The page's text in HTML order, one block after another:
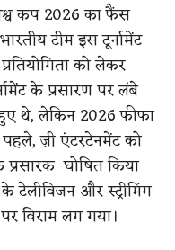
कप 2026 का फैंस
टीम इस टूर्नामेंट
को लेकर
के प्रसारण पर लंबे
थे, लेकिन 2026 फीफा
ज़ी एंटरटेनमेंट को
घोषित किया
टेलीविजन और स्ट्रीमिंग
विराम लग गया।